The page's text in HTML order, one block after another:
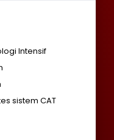
Intensif
sistem CAT